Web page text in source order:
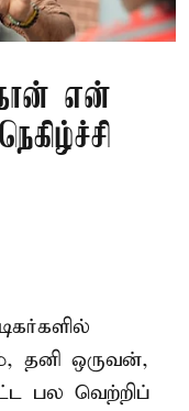
என்
தனி ஒருவன்,
பல வெற்றிப்